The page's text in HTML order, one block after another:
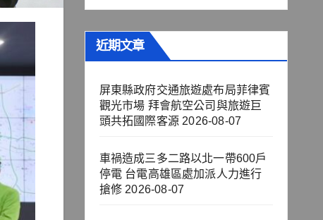
近期文章
屏東縣政府交通旅遊處布局菲律賓
觀光市場 拜會航空公司與旅遊巨
頭共拓國際客源 2026-08-07
車禍造成三多二路以北一帶600戶
停電 台電高雄區處加派人力進行
搶修 2026-08-07